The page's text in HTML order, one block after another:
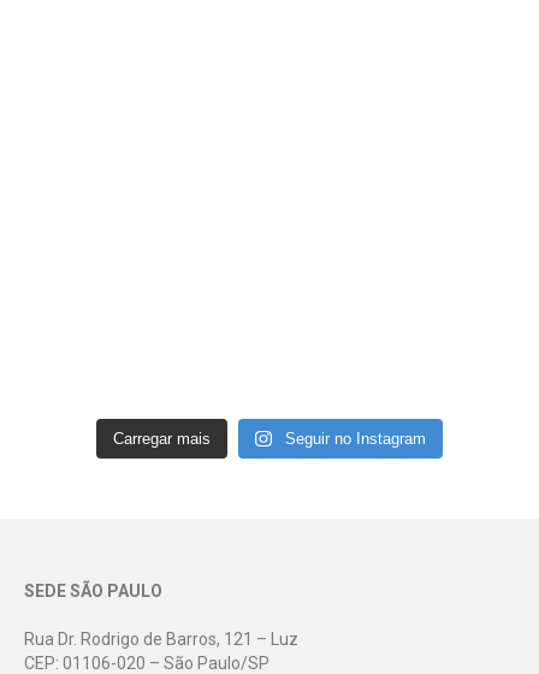
Carregar mais Seguir no Instagram
SEDE SÃO PAULO
Rua Dr. Rodrigo de Barros, 121 – Luz
CEP: 01106-020 – São Paulo/SP